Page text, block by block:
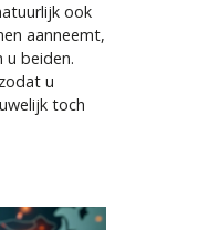
ook
aanneemt,
u beiden.
u
toch